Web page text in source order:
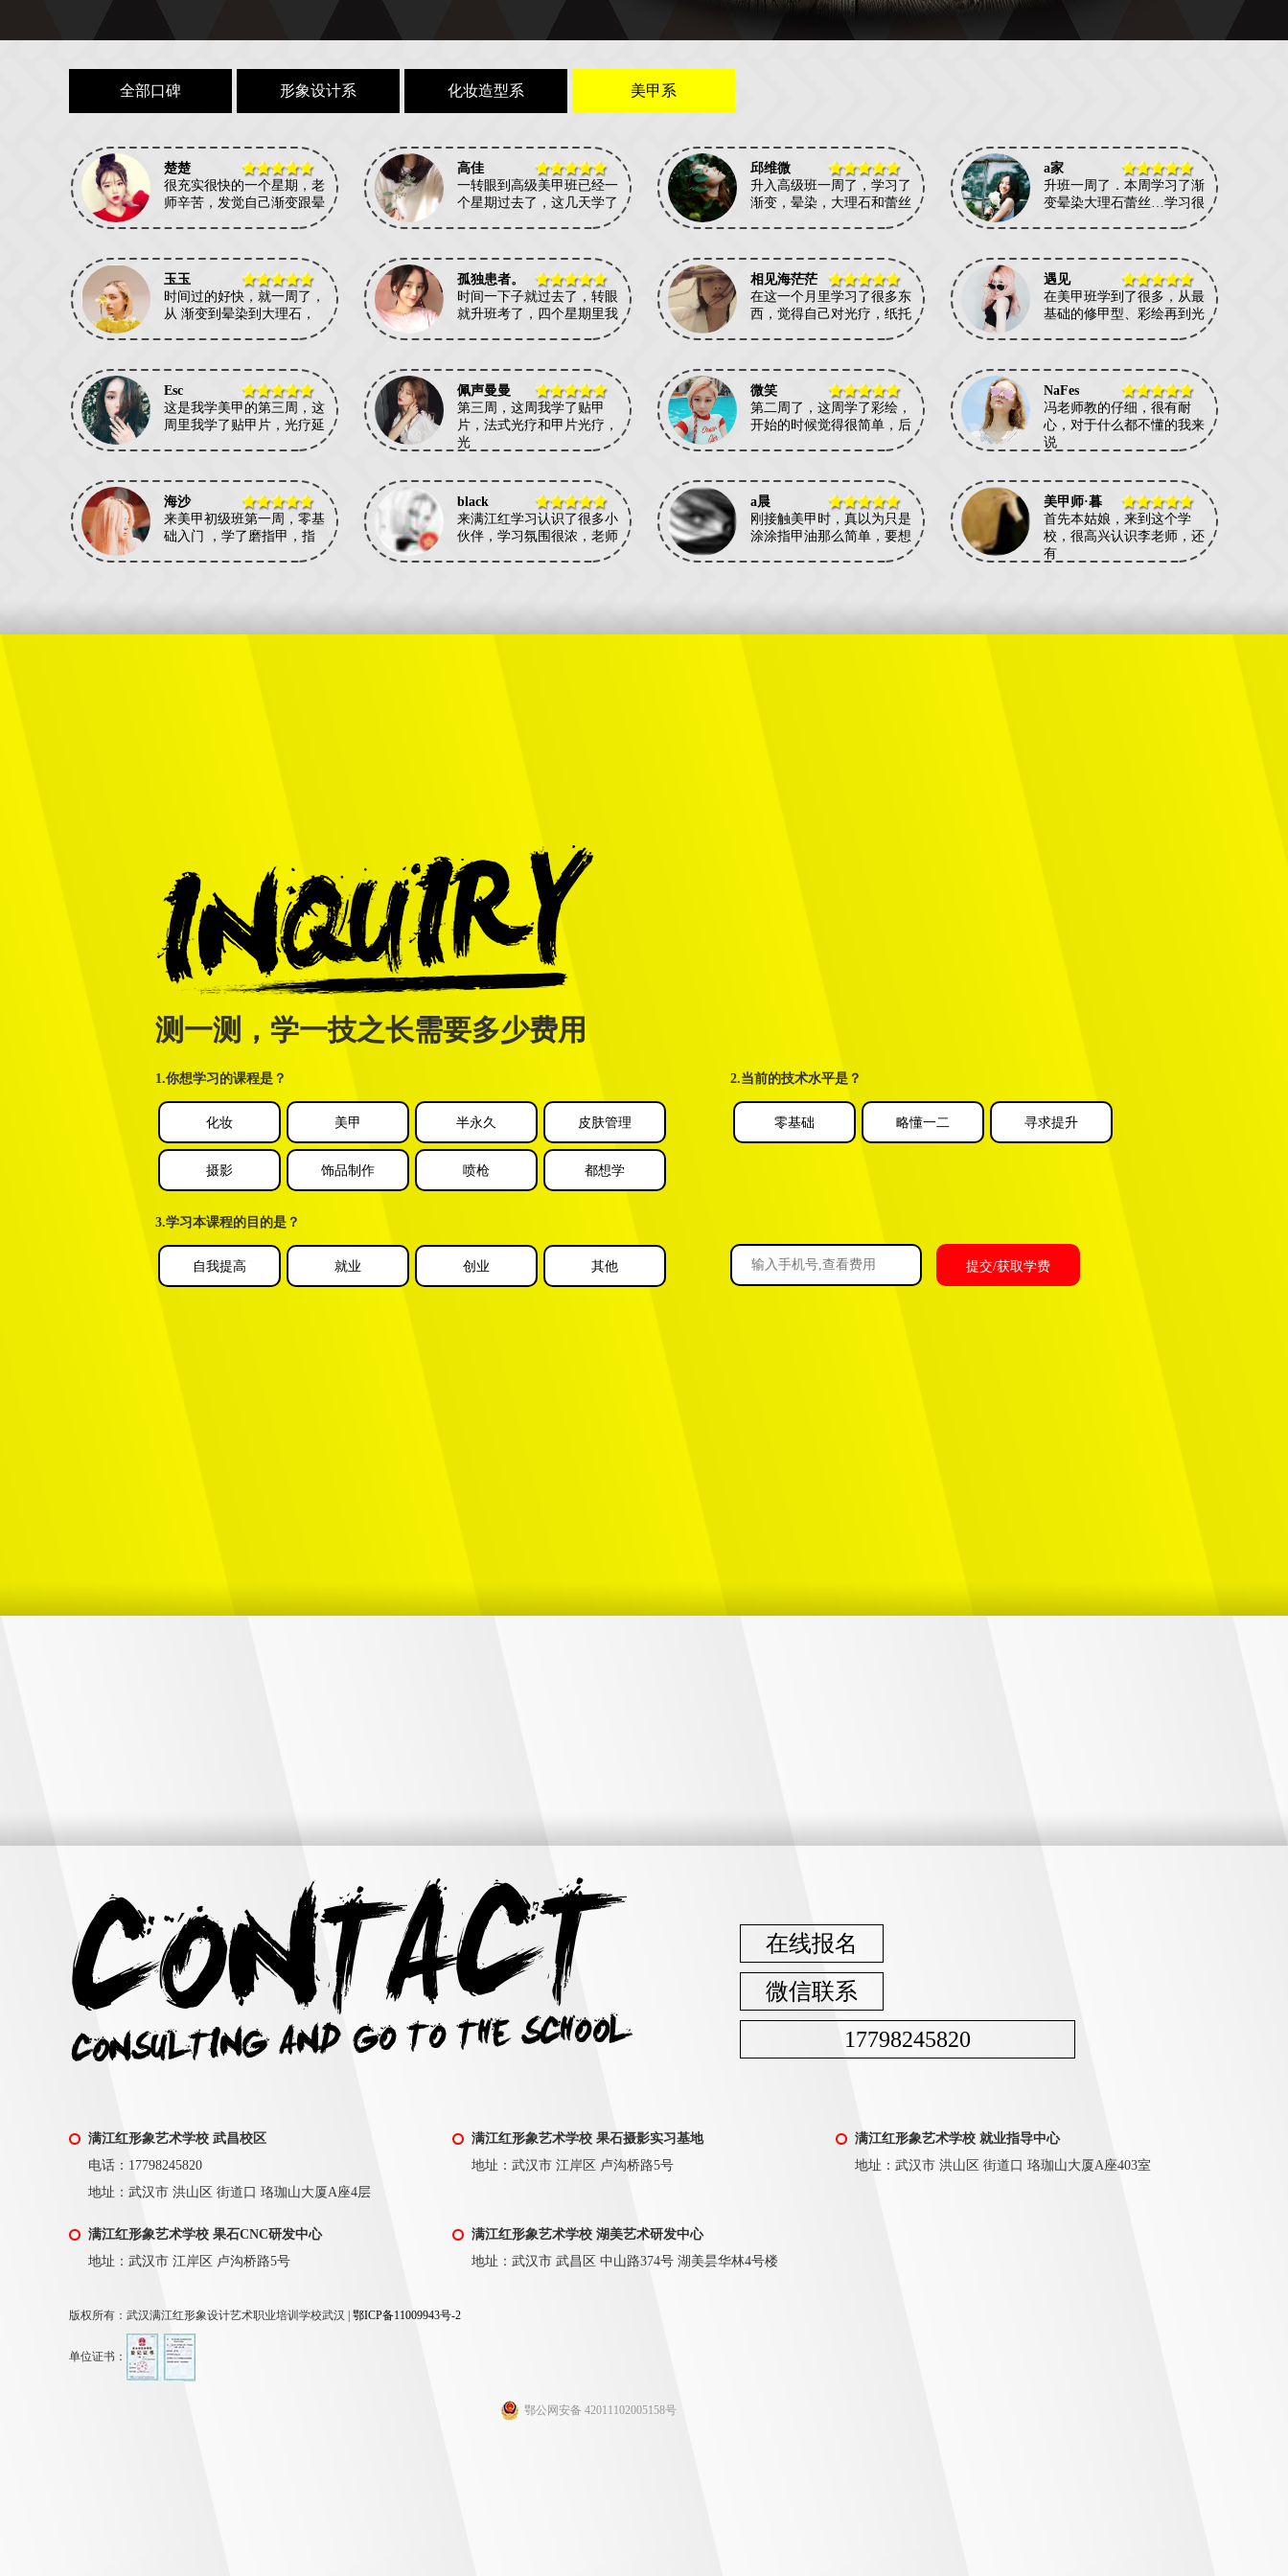
全部口碑 形象设计系 化妆造型系 美甲系
楚楚
很充实很快的一个星期，老
师辛苦，发觉自己渐变跟晕
高佳
一转眼到高级美甲班已经一
个星期过去了，这几天学了
邱维微
升入高级班一周了，学习了
渐变，晕染，大理石和蕾丝
a家
升班一周了．本周学习了渐
变晕染大理石蕾丝…学习很
玉玉
时间过的好快，就一周了，
从 渐变到晕染到大理石，
孤独患者。
时间一下子就过去了，转眼
就升班考了，四个星期里我
相见海茫茫
在这一个月里学习了很多东
西，觉得自己对光疗，纸托
遇见
在美甲班学到了很多，从最
基础的修甲型、彩绘再到光
Esc
这是我学美甲的第三周，这
周里我学了贴甲片，光疗延
佩声曼曼
第三周，这周我学了贴甲
片，法式光疗和甲片光疗，
光
微笑
第二周了，这周学了彩绘，
开始的时候觉得很简单，后
NaFes
冯老师教的仔细，很有耐
心，对于什么都不懂的我来
说
海沙
来美甲初级班第一周，零基
础入门 ，学了磨指甲，指
black
来满江红学习认识了很多小
伙伴，学习氛围很浓，老师
a晨
刚接触美甲时，真以为只是
涂涂指甲油那么简单，要想
美甲师·暮
首先本姑娘，来到这个学
校，很高兴认识李老师，还
有
测一测，学一技之长需要多少费用
1.你想学习的课程是？
化妆 美甲 半永久 皮肤管理
摄影 饰品制作 喷枪 都想学
2.当前的技术水平是？
零基础 略懂一二 寻求提升
3.学习本课程的目的是？
自我提高 就业 创业 其他 提交/获取学费
在线报名
微信联系
17798245820
满江红形象艺术学校 武昌校区
电话：17798245820
地址：武汉市 洪山区 街道口 珞珈山大厦A座4层
满江红形象艺术学校 果石摄影实习基地
地址：武汉市 江岸区 卢沟桥路5号
满江红形象艺术学校 就业指导中心
地址：武汉市 洪山区 街道口 珞珈山大厦A座403室
满江红形象艺术学校 果石CNC研发中心
地址：武汉市 江岸区 卢沟桥路5号
满江红形象艺术学校 湖美艺术研发中心
地址：武汉市 武昌区 中山路374号 湖美昙华林4号楼
版权所有： 武汉满江红形象设计艺术职业培训学校武汉 | 鄂ICP备11009943号-2
单位证书：
鄂公网安备 42011102005158号